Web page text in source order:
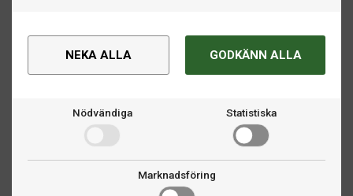
NEKA ALLA GODKÄNN ALLA
Nödvändiga Statistiska
Marknadsföring